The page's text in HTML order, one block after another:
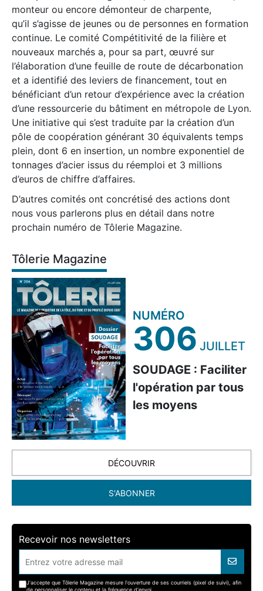
monteur ou encore démonteur de charpente,
qu’il s’agisse de jeunes ou de personnes en formation
continue. Le comité Compétitivité de la filière et
nouveaux marchés a, pour sa part, œuvré sur
l’élaboration d’une feuille de route de décarbonation
et a identifié des leviers de financement, tout en
bénéficiant d’un retour d’expérience avec la création
d’une ressourcerie du bâtiment en métropole de Lyon.
Une initiative qui s’est traduite par la création d’un
pôle de coopération générant 30 équivalents temps
plein, dont 6 en insertion, un nombre exponentiel de
tonnages d’acier issus du réemploi et 3 millions
d’euros de chiffre d’affaires.
D’autres comités ont concrétisé des actions dont
nous vous parlerons plus en détail dans notre
prochain numéro de Tôlerie Magazine.
Tôlerie Magazine
NUMÉRO
306 JUILLET
SOUDAGE : Faciliter
l'opération par tous
les moyens
DÉCOUVRIR
S'ABONNER
Recevoir nos newsletters
J'accepte que Tôlerie Magazine mesure l'ouverture de ses courriels (pixel de suivi), afin
de personnaliser le contenu et la fréquence d'envoi.